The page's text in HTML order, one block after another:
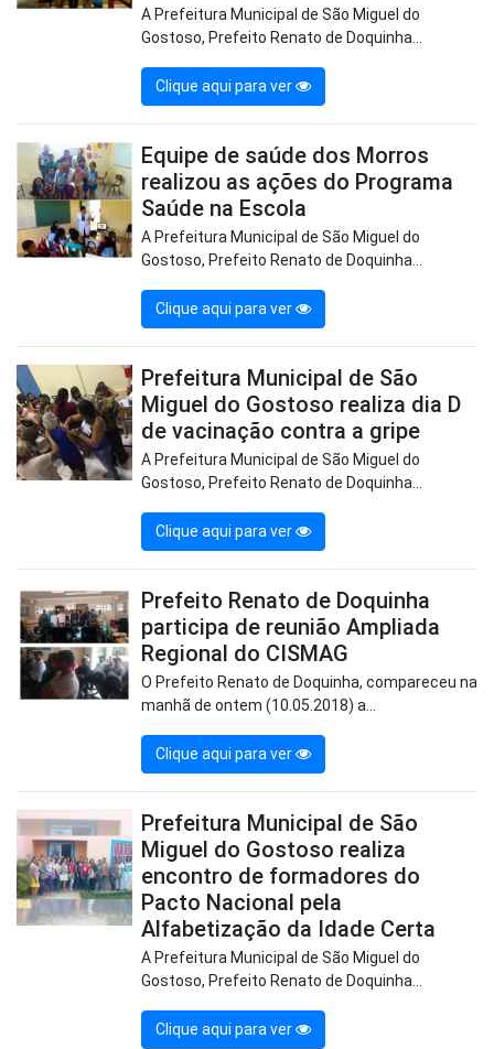
A Prefeitura Municipal de São Miguel do
Gostoso, Prefeito Renato de Doquinha...
Clique aqui para ver
Equipe de saúde dos Morros
realizou as ações do Programa
Saúde na Escola
A Prefeitura Municipal de São Miguel do
Gostoso, Prefeito Renato de Doquinha...
Clique aqui para ver
Prefeitura Municipal de São
Miguel do Gostoso realiza dia D
de vacinação contra a gripe
A Prefeitura Municipal de São Miguel do
Gostoso, Prefeito Renato de Doquinha...
Clique aqui para ver
Prefeito Renato de Doquinha
participa de reunião Ampliada
Regional do CISMAG
O Prefeito Renato de Doquinha, compareceu na
manhã de ontem (10.05.2018) a...
Clique aqui para ver
Prefeitura Municipal de São
Miguel do Gostoso realiza
encontro de formadores do
Pacto Nacional pela
Alfabetização da Idade Certa
A Prefeitura Municipal de São Miguel do
Gostoso, Prefeito Renato de Doquinha...
Clique aqui para ver